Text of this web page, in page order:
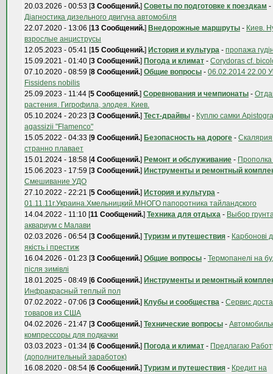
20.03.2026 - 00:53 [3 Сообщений.] Советы по подготовке к поездкам -
Діагностика дизельного двигуна автомобіля
22.07.2020 - 13:06 [13 Сообщений.] Внедорожные маршруты - Киев.
взрослые анциструсы
12.05.2023 - 05:41 [15 Сообщений.] История и культура - пропажа
15.09.2021 - 01:40 [3 Сообщений.] Погода и климат - Corydoras cf.
07.10.2020 - 08:59 [8 Сообщений.] Общие вопросы - 06.02.2014 22.00
Fissidens nobilis
25.09.2023 - 11:44 [5 Сообщений.] Соревнования и чемпионаты -
растения. Гигрофила, элодея. Киев.
05.10.2024 - 20:23 [3 Сообщений.] Тест-драйвы - Куплю самки
agassizii "Flamenco"
15.05.2022 - 04:33 [9 Сообщений.] Безопасность на дороге - Скалярия
странно плавает
15.01.2024 - 18:58 [4 Сообщений.] Ремонт и обслуживание -
15.06.2023 - 17:59 [3 Сообщений.] Инструменты и ремонтный
Смешивание УДО
27.10.2022 - 22:21 [5 Сообщений.] История и культура -
01.11.11г.Украина.Хмельницкий.МНОГО папоротника тайландского
14.04.2022 - 11:10 [11 Сообщений.] Техника для отдыха - Выбор
аквариум с Малави
02.03.2026 - 06:54 [3 Сообщений.] Туризм и путешествия - Карбонові
якість і престиж
16.04.2026 - 01:23 [3 Сообщений.] Общие вопросы - Термопанелі на
після зимівлі
18.01.2025 - 08:49 [6 Сообщений.] Инструменты и ремонтный
Инфракрасный теплый пол
07.02.2022 - 07:06 [3 Сообщений.] Клубы и сообщества - Сервис
товаров из США
04.02.2026 - 21:47 [3 Сообщений.] Технические вопросы -
компрессоры для подкачки
03.03.2023 - 01:34 [6 Сообщений.] Погода и климат - Предлагаю
(дополнительный заработок)
16.08.2020 - 08:54 [6 Сообщений.] Туризм и путешествия - Кредит на